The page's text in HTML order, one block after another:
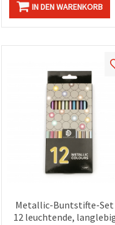
IN DEN WARENKORB
Metallic-Buntstifte-Set
12 leuchtende,